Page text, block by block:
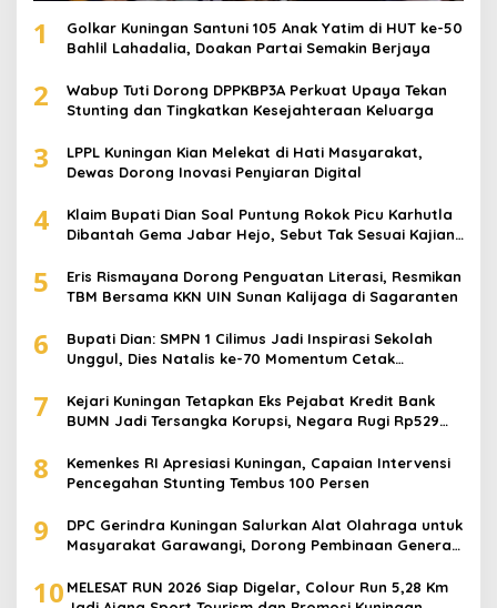
1
Golkar Kuningan Santuni 105 Anak Yatim di HUT ke-50
Bahlil Lahadalia, Doakan Partai Semakin Berjaya
2
Wabup Tuti Dorong DPPKBP3A Perkuat Upaya Tekan
Stunting dan Tingkatkan Kesejahteraan Keluarga
3
LPPL Kuningan Kian Melekat di Hati Masyarakat,
Dewas Dorong Inovasi Penyiaran Digital
4
Klaim Bupati Dian Soal Puntung Rokok Picu Karhutla
Dibantah Gema Jabar Hejo, Sebut Tak Sesuai Kajian
5
Eris Rismayana Dorong Penguatan Literasi, Resmikan
TBM Bersama KKN UIN Sunan Kalijaga di Sagaranten
6
Bupati Dian: SMPN 1 Cilimus Jadi Inspirasi Sekolah
Unggul, Dies Natalis ke-70 Momentum Cetak
7
Kejari Kuningan Tetapkan Eks Pejabat Kredit Bank
BUMN Jadi Tersangka Korupsi, Negara Rugi Rp529
8
Kemenkes RI Apresiasi Kuningan, Capaian Intervensi
Pencegahan Stunting Tembus 100 Persen
9
DPC Gerindra Kuningan Salurkan Alat Olahraga untuk
Masyarakat Garawangi, Dorong Pembinaan Generasi
10 MELESAT RUN 2026 Siap Digelar, Colour Run 5,28 Km